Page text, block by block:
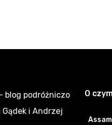
blog podróżniczo
i Andrzej
O
Assam